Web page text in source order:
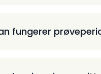
fungerer